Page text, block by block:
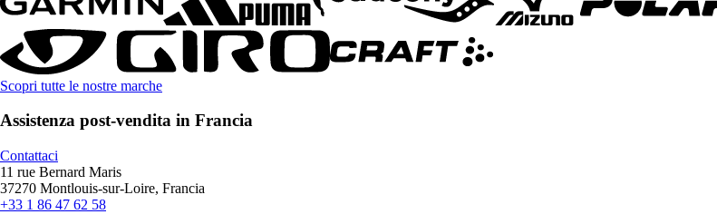
Scopri tutte le nostre marche
Assistenza post-vendita in Francia
Contattaci
11 rue Bernard Maris
37270 Montlouis-sur-Loire, Francia
+33 1 86 47 62 58